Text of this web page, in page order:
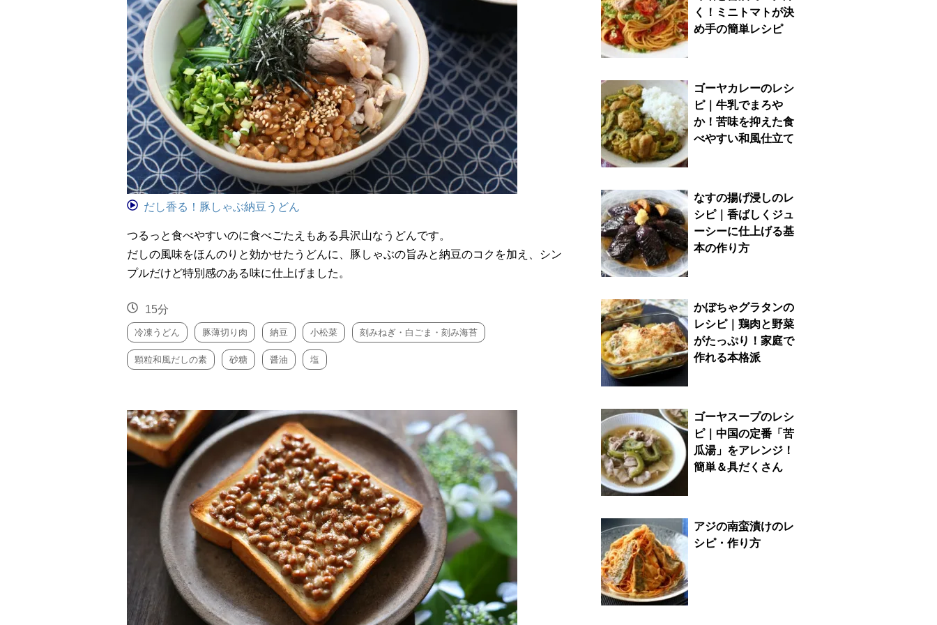
だし香る！豚しゃぶ納豆うどん
つるっと食べやすいのに食べごたえもある具沢山なうどんです。
だしの風味をほんのりと効かせたうどんに、豚しゃぶの旨みと納豆のコクを加え、シン
プルだけど特別感のある味に仕上げました。
15分
冷凍うどん 豚薄切り肉 納豆 小松菜 刻みねぎ・白ごま・刻み海苔
顆粒和風だしの素 砂糖 醤油 塩
く！ミニトマトが決
め手の簡単レシピ
ゴーヤカレーのレシ
ピ｜牛乳でまろや
か！苦味を抑えた食
べやすい和風仕立て
なすの揚げ浸しのレ
シピ｜香ばしくジュ
ーシーに仕上げる基
本の作り方
かぼちゃグラタンの
レシピ｜鶏肉と野菜
がたっぷり！家庭で
作れる本格派
ゴーヤスープのレシ
ピ｜中国の定番「苦
瓜湯」をアレンジ！
簡単＆具だくさん
アジの南蛮漬けのレ
シピ・作り方